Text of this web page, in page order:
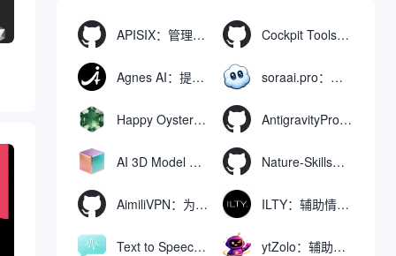
APISIX：管理和代理API及大模型流量的高性能网关 Cockpit Tools：管理多个AI编程IDE账号与配置多开独立实例的本地桌面应用
Agnes AI：提供全模态模型免费API、支持图文视频生成与复杂工程执行的智能体平台 soraai.pro：支持多模型文字转视频和图像生成的在线创作工具
Happy Oyster AI：生成可交互式3D虚拟世界与视频的大模型 AntigravityProxyLauncher：免TUN全局代理使用Antigravity IDE
AI 3D Model Generator：通过文本和图像快速生成3D模型的在线工具 Nature-Skills：辅助撰写学术论文和绘制科研图表的智能体插件
AimiliVPN：为Linux提供纯净出站家庭IP的VPN代理网关 ILTY：辅助情绪疏导与提供行动建议的AI陪伴工具
Text to Speech AI：支持多说话人与情感控制的文字转语音工具 ytZolo：辅助创建和优化YouTube视频内容的生成工具